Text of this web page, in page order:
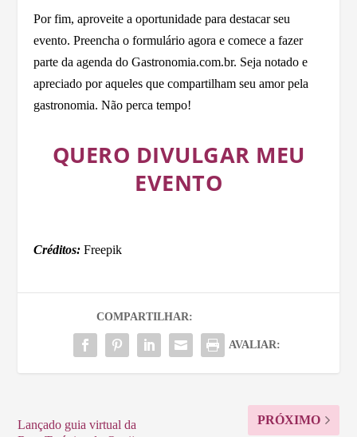
Por fim, aproveite a oportunidade para destacar seu
evento. Preencha o formulário agora e comece a fazer
parte da agenda do Gastronomia.com.br. Seja notado e
apreciado por aqueles que compartilham seu amor pela
gastronomia. Não perca tempo!
QUERO DIVULGAR MEU
EVENTO
Créditos: Freepik
COMPARTILHAR:
AVALIAR:
Lançado guia virtual da
PRÓXIMO